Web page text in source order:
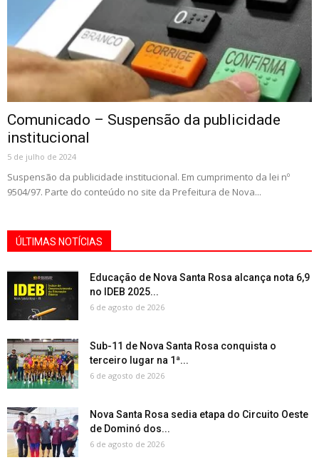
Comunicado – Suspensão da publicidade
institucional
5 de julho de 2024
Suspensão da publicidade institucional. Em cumprimento da lei nº
9504/97. Parte do conteúdo no site da Prefeitura de Nova...
ÚLTIMAS NOTÍCIAS
Educação de Nova Santa Rosa alcança nota 6,9
no IDEB 2025...
6 de agosto de 2026
Sub-11 de Nova Santa Rosa conquista o
terceiro lugar na 1ª...
6 de agosto de 2026
Nova Santa Rosa sedia etapa do Circuito Oeste
de Dominó dos...
6 de agosto de 2026